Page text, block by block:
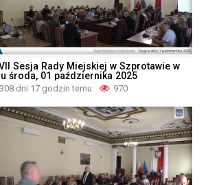
Sesja Rady Miejskiej w Szprotawie w
środa, 01 października 2025
308 dni 17 godzin temu 970